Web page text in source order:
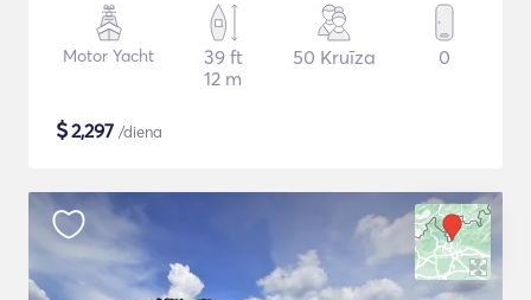
Motor Yacht
39 ft
12 m
50 Kruīza 0
$2,297 /diena